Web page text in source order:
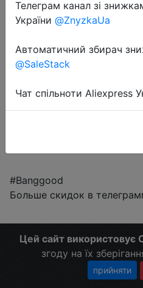
#Banggood
Больше скидок в
Цей сайт використовує
згоду на їх
прийняти
Телеграм канал зі
України @ZnyzkaUa
Автоматичний збирач
@SaleStack
Чат спільноти Aliexpress